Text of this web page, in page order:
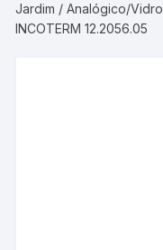
Jardim /Analógico/Vidro
INCOTERM 12.2056.05